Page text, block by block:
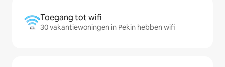
Toegang tot wifi
30 vakantiewoningen in Pekin hebben wifi